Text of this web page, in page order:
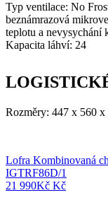
Typ ventilace: No
beznámrazová
teplotu a nevysychání
Kapacita láhví: 24
Rozměry: 447 x 560 x
Lofra Kombinovaná
IGTRF86D/1
21 990Kč Kč